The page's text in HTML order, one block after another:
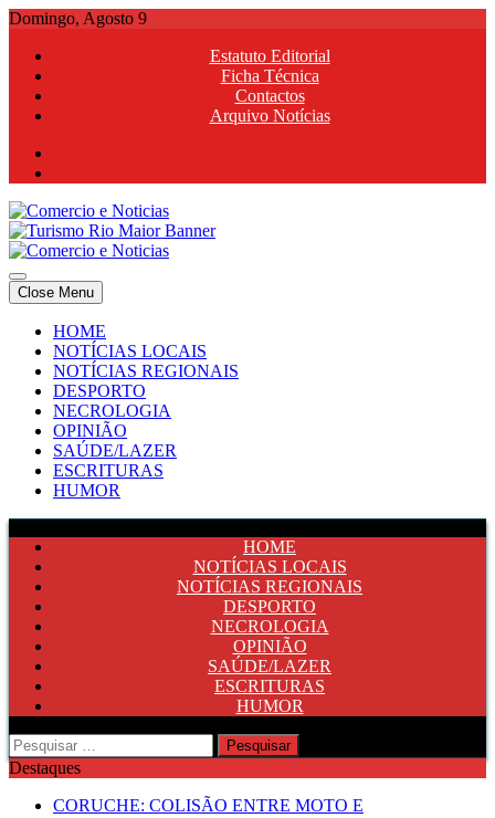
Skip
content
Domingo, Agosto 9
Estatuto Editorial
Ficha Técnica
Contactos
Arquivo Notícias
Comercio e Noticias
Notícias e Publicidade Online
Comercio e Noticias
Notícias e Publicidade Online
Close Menu
HOME
NOTÍCIAS LOCAIS
NOTÍCIAS REGIONAIS
DESPORTO
NECROLOGIA
OPINIÃO
SAÚDE/LAZER
ESCRITURAS
HUMOR
HOME
NOTÍCIAS LOCAIS
NOTÍCIAS REGIONAIS
DESPORTO
NECROLOGIA
OPINIÃO
SAÚDE/LAZER
ESCRITURAS
HUMOR
Pesquisar
por:
Destaques
CORUCHE: COLISÃO ENTRE MOTO E